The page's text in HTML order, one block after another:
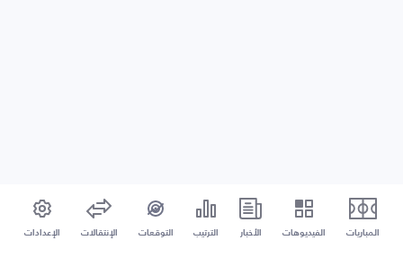
المباريات الفيديوهات الأخبار الترتيب التوقعات الإنتقالات الإعدادات